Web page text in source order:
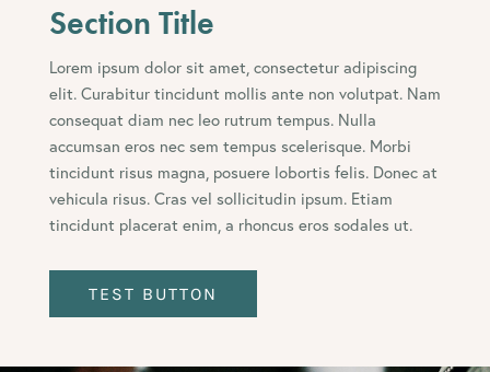
Section Title
Lorem ipsum dolor sit amet, consectetur adipiscing
elit. Curabitur tincidunt mollis ante non volutpat. Nam
consequat diam nec leo rutrum tempus. Nulla
accumsan eros nec sem tempus scelerisque. Morbi
tincidunt risus magna, posuere lobortis felis. Donec at
vehicula risus. Cras vel sollicitudin ipsum. Etiam
tincidunt placerat enim, a rhoncus eros sodales ut.
TEST BUTTON